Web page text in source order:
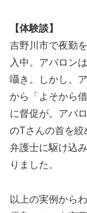
【体験談】
吉野川市で夜勤
入中。アバロン
囁き。しかし、
から「よそから
に督促が。アバ
のTさんの首を
弁護士に駆け込
りました。
以上の実例から